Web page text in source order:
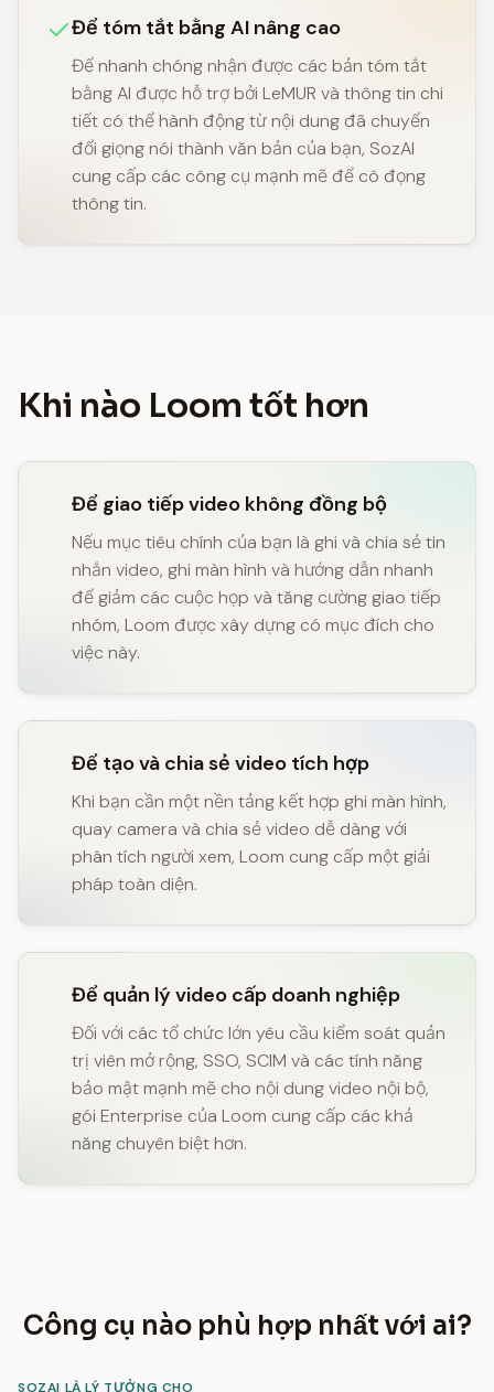
Để tóm tắt bằng AI nâng cao
Để nhanh chóng nhận được các bản tóm tắt
bằng AI được hỗ trợ bởi LeMUR và thông tin chi
tiết có thể hành động từ nội dung đã chuyển
đổi giọng nói thành văn bản của bạn, SozAI
cung cấp các công cụ mạnh mẽ để cô đọng
thông tin.
Khi nào Loom tốt hơn
Để giao tiếp video không đồng bộ
Nếu mục tiêu chính của bạn là ghi và chia sẻ tin
nhắn video, ghi màn hình và hướng dẫn nhanh
để giảm các cuộc họp và tăng cường giao tiếp
nhóm, Loom được xây dựng có mục đích cho
việc này.
Để tạo và chia sẻ video tích hợp
Khi bạn cần một nền tảng kết hợp ghi màn hình,
quay camera và chia sẻ video dễ dàng với
phân tích người xem, Loom cung cấp một giải
pháp toàn diện.
Để quản lý video cấp doanh nghiệp
Đối với các tổ chức lớn yêu cầu kiểm soát quản
trị viên mở rộng, SSO, SCIM và các tính năng
bảo mật mạnh mẽ cho nội dung video nội bộ,
gói Enterprise của Loom cung cấp các khả
năng chuyên biệt hơn.
Công cụ nào phù hợp nhất với ai?
SOZAI LÀ LÝ TƯỞNG CHO